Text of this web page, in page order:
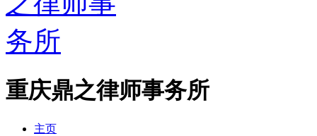
重庆鼎之律师事务所
主页